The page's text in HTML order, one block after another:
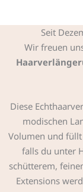
Seit
Wir freuen
Diese
modischen
Volumen und
falls du unter
schütterem,
Extensions